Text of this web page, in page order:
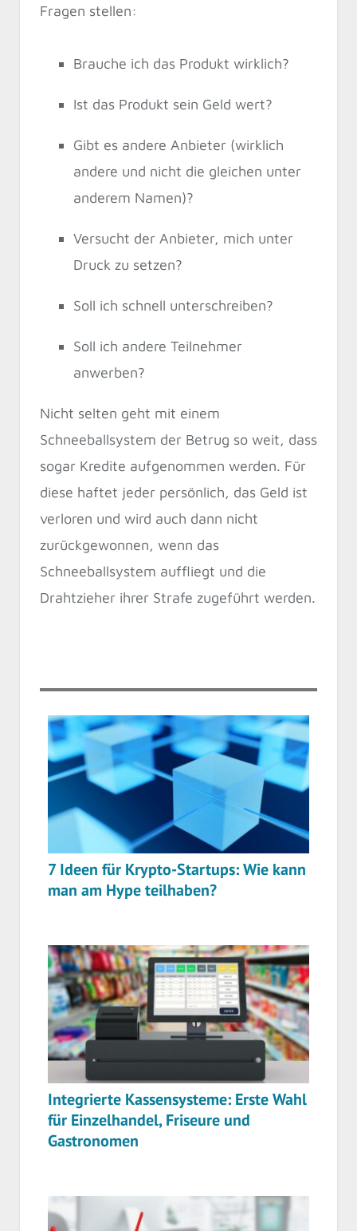
Fragen stellen:
Brauche ich das Produkt wirklich?
Ist das Produkt sein Geld wert?
Gibt es andere Anbieter (wirklich
andere und nicht die gleichen unter
anderem Namen)?
Versucht der Anbieter, mich unter
Druck zu setzen?
Soll ich schnell unterschreiben?
Soll ich andere Teilnehmer
anwerben?
Nicht selten geht mit einem
Schneeballsystem der Betrug so weit, dass
sogar Kredite aufgenommen werden. Für
diese haftet jeder persönlich, das Geld ist
verloren und wird auch dann nicht
zurückgewonnen, wenn das
Schneeballsystem auffliegt und die
Drahtzieher ihrer Strafe zugeführt werden.
7 Ideen für Krypto-Startups: Wie kann
man am Hype teilhaben?
Integrierte Kassensysteme: Erste Wahl
für Einzelhandel, Friseure und
Gastronomen